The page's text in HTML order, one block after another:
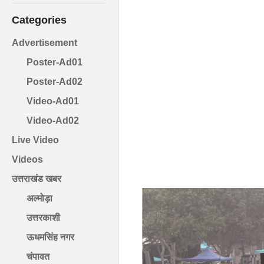
Categories
Advertisement
Poster-Ad01
Poster-Ad02
Video-Ad01
Video-Ad02
Live Video
Videos
उत्तराखंड खबर
अल्मोड़ा
उत्तरकाशी
ऊधमसिंह नगर
चंपावत